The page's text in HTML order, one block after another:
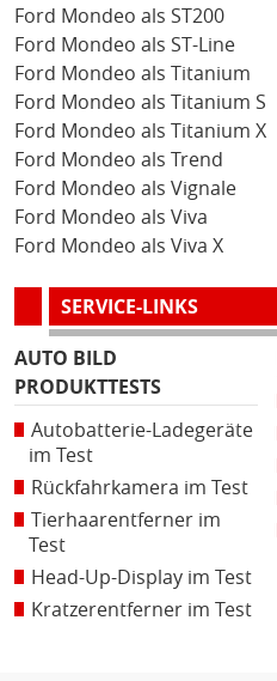
Ford Mondeo als ST200
Ford Mondeo als ST-Line
Ford Mondeo als Titanium
Ford Mondeo als Titanium S
Ford Mondeo als Titanium X
Ford Mondeo als Trend
Ford Mondeo als Vignale
Ford Mondeo als Viva
Ford Mondeo als Viva X
SERVICE-LINKS
AUTO BILD
PRODUKTTESTS
Autobatterie-Ladegeräte
im Test
Rückfahrkamera im Test
Tierhaarentferner im
Test
Head-Up-Display im Test
Kratzerentferner im Test